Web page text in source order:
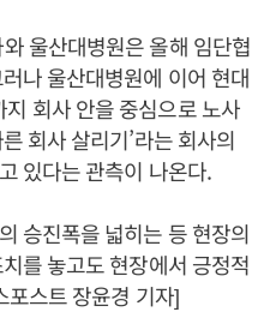
울산대병원은 올해 임단협
나 울산대병원에 이어 현대
회사 안을 중심으로 노사
회사 살리기’라는 회사의
있다는 관측이 나온다.
승진폭을 넓히는 등 현장의
를 놓고도 현장에서 긍정적
포스트 장윤경 기자]